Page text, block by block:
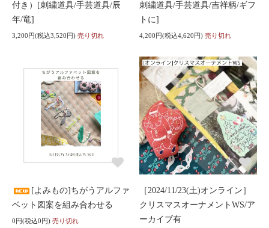
付き）[刺繍道具/手芸道具/辰
年/竜]
3,200円(税込3,520円) 売り切れ
刺繍道具/手芸道具/吉祥柄/ギフ
トに]
4,200円(税込4,620円) 売り切れ
[よみもの]ちがうアルファ
ベット図案を組み合わせる
0円(税込0円) 売り切れ
［2024/11/23(土)オンライン］
クリスマスオーナメントWS/ア
ーカイブ有